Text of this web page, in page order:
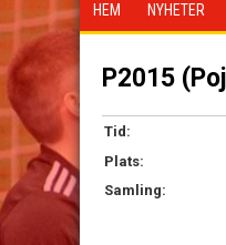
HEM NYHETER
P2015
Tid:
Plats:
Samling: